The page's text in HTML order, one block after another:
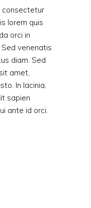
consectetur
lorem quis
orci in
venenatis
diam. Sed
amet,
In lacinia,
sapien
ante id orci.